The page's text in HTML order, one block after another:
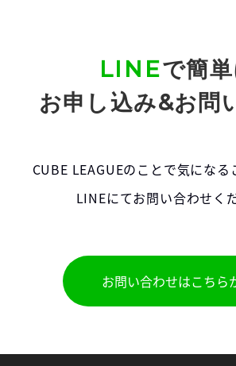
LINEで簡
お申し込み&お問
CUBE LEAGUEのことで気になる
LINEにてお問い合わせく
お問い合わせはこちら